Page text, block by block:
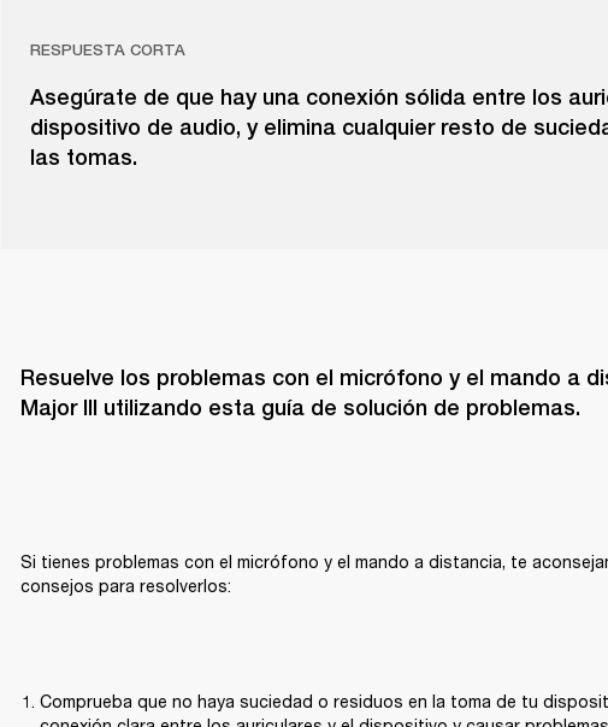
RESPUESTA CORTA
Asegúrate de que hay una conexión sólida entre los
dispositivo de audio, y elimina cualquier resto de
las tomas.
Resuelve los problemas con el micrófono y el mando a
Major III utilizando esta guía de solución de problemas.
Si tienes problemas con el micrófono y el mando a distancia, te
consejos para resolverlos:
Comprueba que no haya suciedad o residuos en la toma de tu